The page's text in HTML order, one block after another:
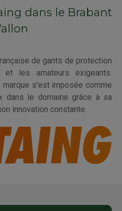
dans le Brabant
de gants de protection
les amateurs exigeants.
s'est imposée comme
dans le domaine grâce à sa
innovation constante.